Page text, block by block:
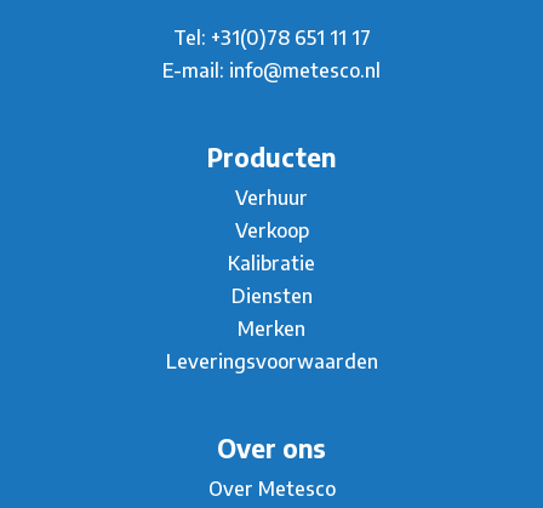
Tel: +31(0)78 651 11 17
E-mail: info@metesco.nl
Producten
Verhuur
Verkoop
Kalibratie
Diensten
Merken
Leveringsvoorwaarden
Over ons
Over Metesco